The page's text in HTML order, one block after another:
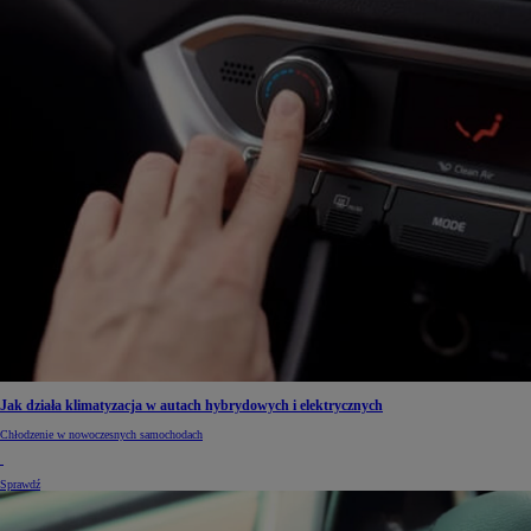
Jak działa klimatyzacja w autach hybrydowych i elektrycznych
Chłodzenie w nowoczesnych samochodach
Sprawdź